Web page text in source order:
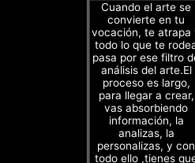
Cuando el arte se
convierte en tu
vocación, te atrapa
todo lo que te
pasa por ese filtro
análisis del arte.El
proceso es largo,
para llegar a crear,
vas absorbiendo
información, la
analizas, la
personalizas, y con
todo ello ,tienes